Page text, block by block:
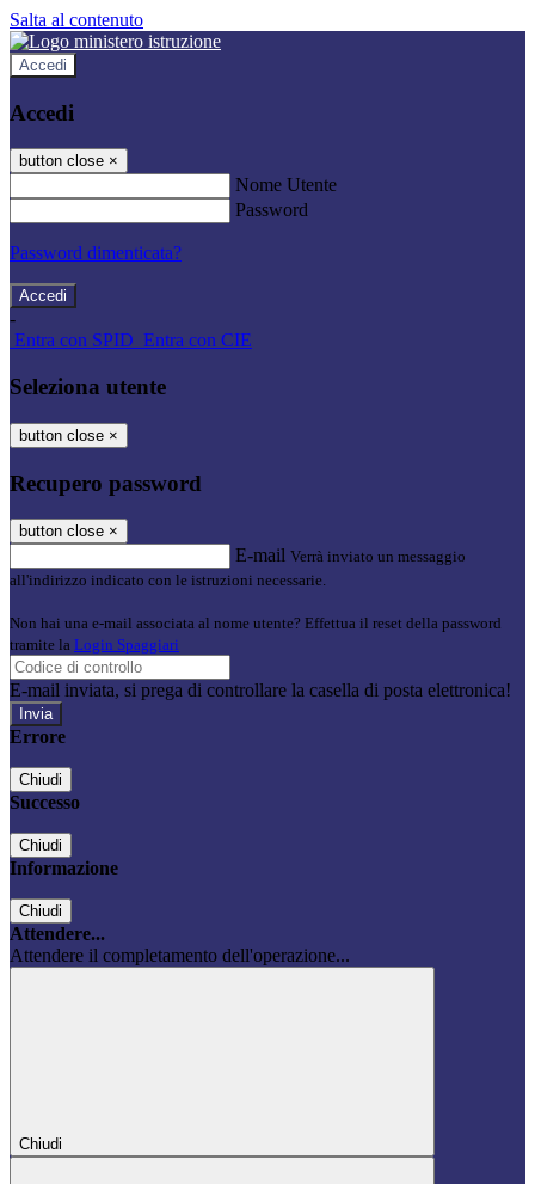
Salta al contenuto
Accedi
Accedi
button close ×
Nome Utente
Password
Password dimenticata?
-
Entra con SPID Entra con CIE
Seleziona utente
button close ×
Recupero password
button close ×
E-mail Verrà inviato un messaggio
all'indirizzo indicato con le istruzioni necessarie.
Non hai una e-mail associata al nome utente? Effettua il reset della password
tramite la Login Spaggiari
E-mail inviata, si prega di controllare la casella di posta elettronica!
Errore
Chiudi
Successo
Chiudi
Informazione
Chiudi
Attendere...
Attendere il completamento dell'operazione...
Chiudi